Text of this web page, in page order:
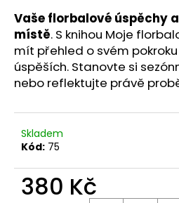
Vaše florbalové úspěchy
místě. S knihou Moje
mít přehled o svém
úspěších. Stanovte si
nebo reflektujte právě
Skladem
Kód: 75
380 Kč
u
j
e
m
e
OFLAJŇÁK
349
Kč